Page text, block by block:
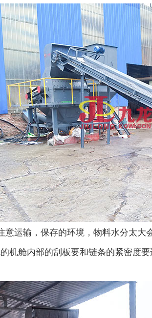
运输，保存的环境，物料水分太
机舱内部的刮板要和链条的紧密度